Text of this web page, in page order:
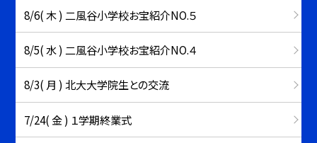
8/6( 木 ) 二風谷小学校お宝紹介NO.５
8/5( 水 ) 二風谷小学校お宝紹介NO.４
8/3( 月 ) 北大大学院生との交流
7/24( 金 ) １学期終業式